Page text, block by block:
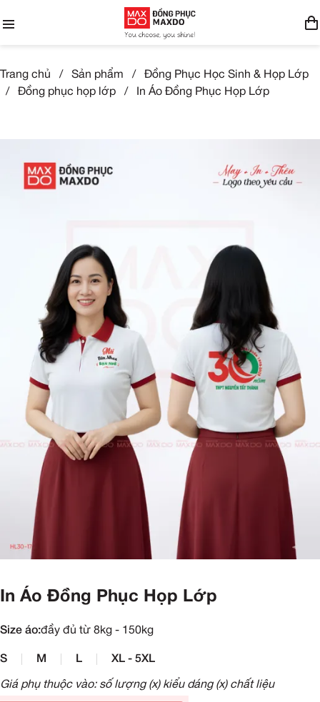
Trang chủ / Sản phẩm /
Đồng Phục Học Sinh & Họp Lớp
/
Đồng phục họp lớp / In Áo Đồng Phục Họp Lớp
In Áo Đồng Phục Họp Lớp
Size áo:đầy đủ từ 8kg - 150kg
S M L XL - 5XL
Giá phụ thuộc vào: số lượng (x) kiểu dáng (x) chất liệu